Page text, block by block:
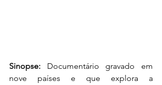
Sinopse: Documentário gravado em
nove países e que explora a